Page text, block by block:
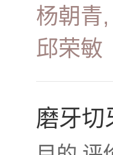
杨朝青
邱荣敏
磨牙切